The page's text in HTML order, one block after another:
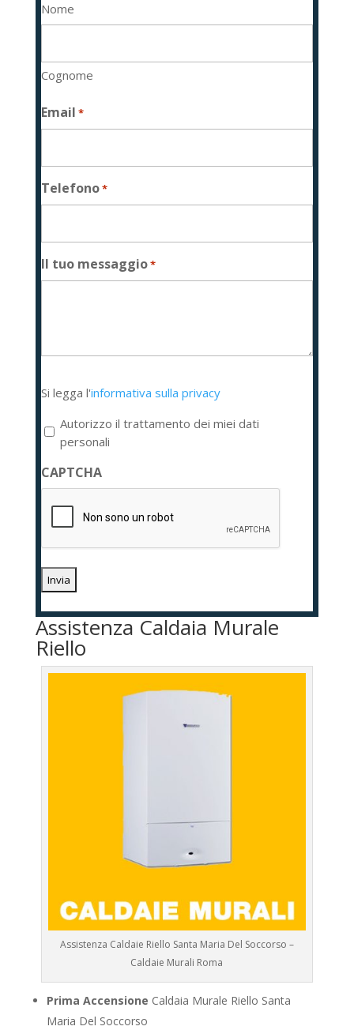
Nome
Cognome
Email *
Telefono*
Il tuo messaggio*
legga
l'informativa
sulla
privacy
*
Si legga l'informativa sulla privacy
Autorizzo il trattamento dei miei dati
personali
CAPTCHA
Assistenza Caldaia Murale
Riello
Assistenza Caldaie Riello Santa Maria Del Soccorso –
Caldaie Murali Roma
Prima Accensione Caldaia Murale Riello Santa
Maria Del Soccorso